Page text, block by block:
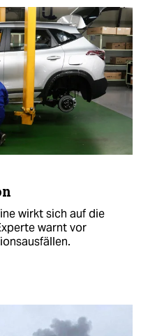
wirkt sich auf die
warnt vor